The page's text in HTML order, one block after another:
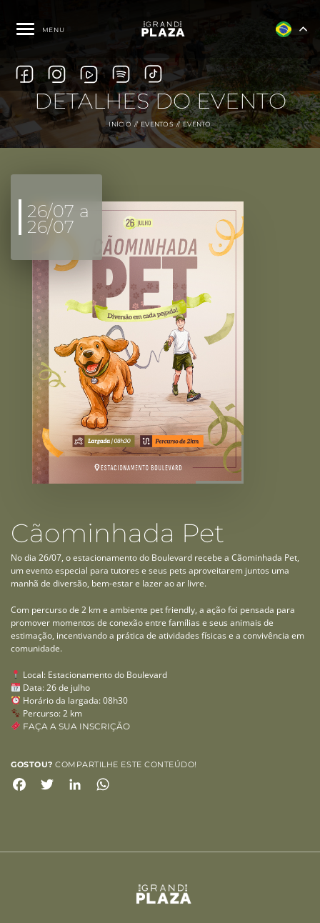
MENU
DETALHES DO EVENTO
INÍCIO EVENTOS EVENTO
26/07 a
26/07
Cãominhada Pet
No dia 26/07, o estacionamento do Boulevard recebe a Cãominhada Pet,
um evento especial para tutores e seus pets aproveitarem juntos uma
manhã de diversão, bem-estar e lazer ao ar livre.
Com percurso de 2 km e ambiente pet friendly, a ação foi pensada para
promover momentos de conexão entre famílias e seus animais de
estimação, incentivando a prática de atividades físicas e a convivência em
comunidade.
Local: Estacionamento do Boulevard
Data: 26 de julho
Horário da largada: 08h30
Percurso: 2 km
FAÇA A SUA INSCRIÇÃO
GOSTOU? COMPARTILHE ESTE CONTEÚDO!
Facebook
TwitterLinkedIn